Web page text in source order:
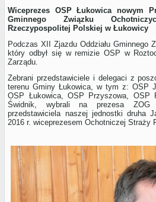
Wiceprezes OSP Łukowica nowym
Gminnego Związku
Rzeczypospolitej Polskiej w Łukowicy
Podczas XII Zjazdu Oddziału Gminnego
który odbył się w remizie OSP w
Zarządu.
Zebrani przedstawiciele i delegaci z
terenu Gminy Łukowica, w tym z: OSP
OSP Łukowica, OSP Przyszowa, OSP
Świdnik, wybrali na prezesa
przedstawiciela naszej jednostki druha
2016 r. wiceprezesem Ochotniczej Straży